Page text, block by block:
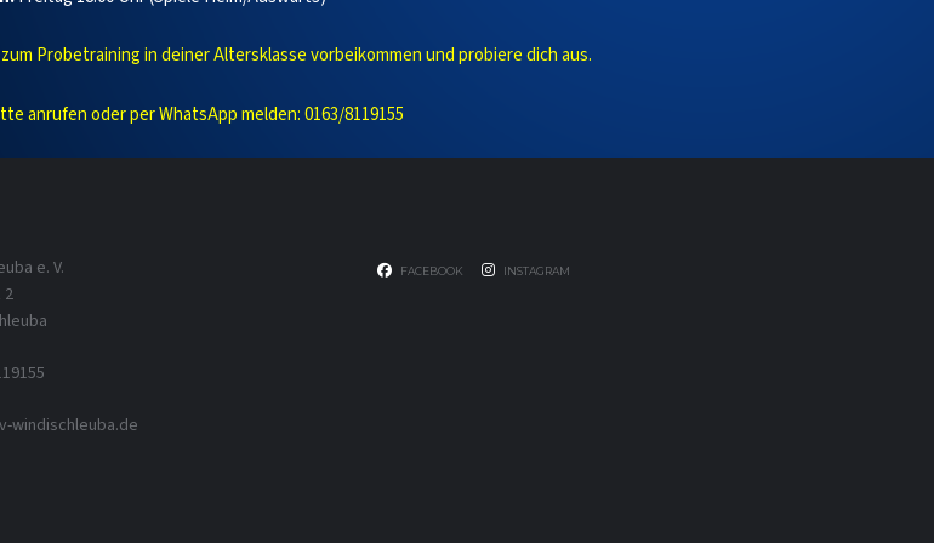
Probetraining in deiner Altersklasse vorbeikommen und probiere dich aus.
anrufen oder per WhatsApp melden: 0163/8119155
e. V.
2
windischleuba.de
FACEBOOK INSTAGRAM